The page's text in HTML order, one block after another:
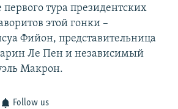
тура президентских
этой гонки –
Фийон, представительница
Ле Пен и независимый
Макрон.
Follow us